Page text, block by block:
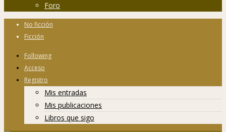
Foro
No ficción
Ficción
Following
Acceso
Registro
Mis entradas
Mis publicaciones
Libros que sigo